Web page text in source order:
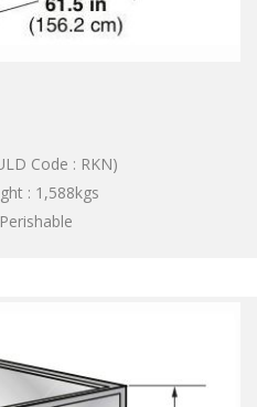
Code : RKN)
: 1,588kgs